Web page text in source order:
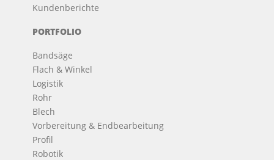
Kundenberichte
PORTFOLIO
Bandsäge
Flach & Winkel
Logistik
Rohr
Blech
Vorbereitung & Endbearbeitung
Profil
Robotik